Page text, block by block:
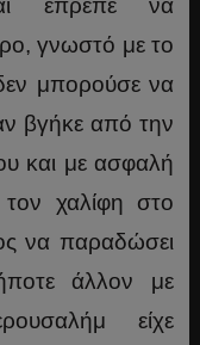
γνωστό με το
μπορούσε να
βγήκε από την
και με ασφαλή
τον χαλίφη στο
να παραδώσει
άλλον με
είχε